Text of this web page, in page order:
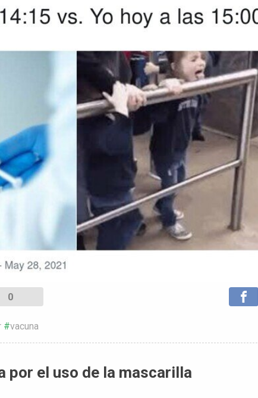
0
vacuna
por el uso de la mascarilla